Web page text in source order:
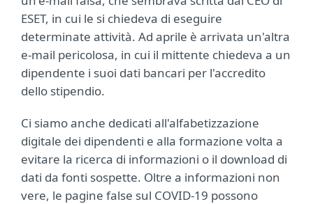
ESET, in cui le si chiedeva di eseguire
determinate attività. Ad aprile è arrivata un'altra
e-mail pericolosa, in cui il mittente chiedeva a un
dipendente i suoi dati bancari per l'accredito
dello stipendio.
Ci siamo anche dedicati all'alfabetizzazione
digitale dei dipendenti e alla formazione volta a
evitare la ricerca di informazioni o il download di
dati da fonti sospette. Oltre a informazioni non
vere, le pagine false sul COVID-19 possono